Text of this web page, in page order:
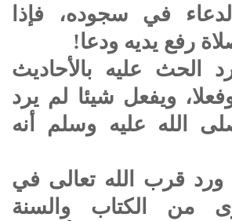
في سجوده، فإذا
رفع يديه ودعا!
الحث عليه بالأحاديث
وفعلا، ويفعل شيئا لم يرد
الله عليه وسلم أنه
قرب الله تعالى في
من الكتاب والسنة